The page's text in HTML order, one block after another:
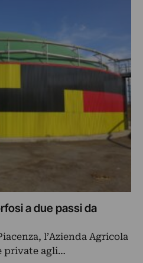
a due passi da
l’Azienda Agricola
private agli…